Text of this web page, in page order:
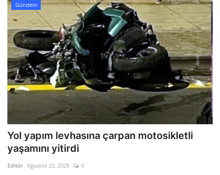
Gündem
Yol yapım levhasına çarpan motosikletli
yaşamını yitirdi
Editör Ağustos 23, 2025 0